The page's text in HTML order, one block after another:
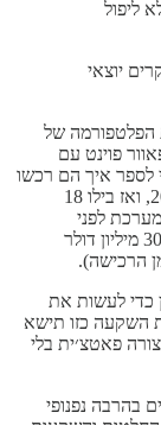
ליפול
יוצאי
הפלטפורמה של
פוינט עם
לספר איך הם רכשו
את Preempt — חברה להגנה על identity — ב-2020, ואז בילו 18
לפני
שהתחילו למכור אותה. היום, identity זה עסק של 300 מיליון דולר
כדי לעשות את
השקעה כזו תישא
פאטצ׳ית בלי
בהרבה נפנופי